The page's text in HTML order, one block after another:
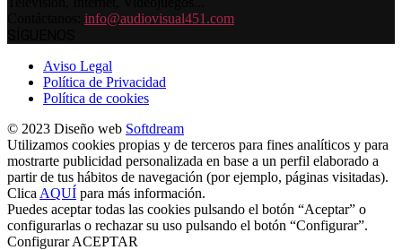
info@audiovisual451.com
Aviso Legal
Política de Privacidad
Política de cookies
© 2023 Diseño web Softdream
Utilizamos cookies propias y de terceros para fines analíticos y para
mostrarte publicidad personalizada en base a un perfil elaborado a
partir de tus hábitos de navegación (por ejemplo, páginas visitadas).
Clica AQUÍ para más información.
Puedes aceptar todas las cookies pulsando el botón “Aceptar” o
configurarlas o rechazar su uso pulsando el botón “Configurar”.
Configurar ACEPTAR